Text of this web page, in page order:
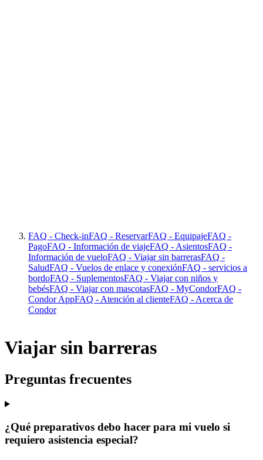
FAQ - Check-inFAQ - ReservarFAQ - EquipajeFAQ -
PagoFAQ - Información de viajeFAQ - AsientosFAQ -
Información de vueloFAQ - Viajar sin barrerasFAQ -
SaludFAQ - Vuelos de enlace y conexiónFAQ - servicios a
bordoFAQ - SuplementosFAQ - Viajar con niños y
bebésFAQ - Viajar con mascotasFAQ - MyCondorFAQ -
Condor AppFAQ - Atención al clienteFAQ - Acerca de
Condor
Viajar sin barreras
Preguntas frecuentes
¿Qué preparativos debo hacer para mi vuelo si
requiero asistencia especial?